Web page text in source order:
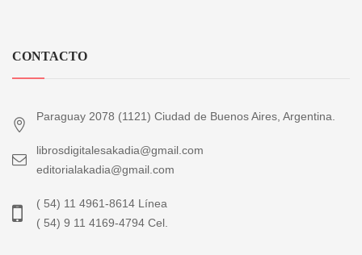
CONTACTO
Paraguay 2078 (1121) Ciudad de Buenos Aires, Argentina.
librosdigitalesakadia@gmail.com
editorialakadia@gmail.com
( 54) 11 4961-8614 Línea
( 54) 9 11 4169-4794 Cel.